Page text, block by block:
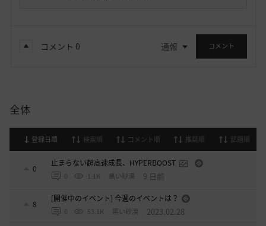
コメント 0 通報 コメント
全体
登録日順 検索順 コメント順 推奨順 話題順
0
止まらない超高速成長、HYPERBOOST
0 1.1K 黒い砂漠 9 日前
8
[開催中のイベント] 今週のイベントは？
0 53.1K 黒い砂漠 2023.02.28